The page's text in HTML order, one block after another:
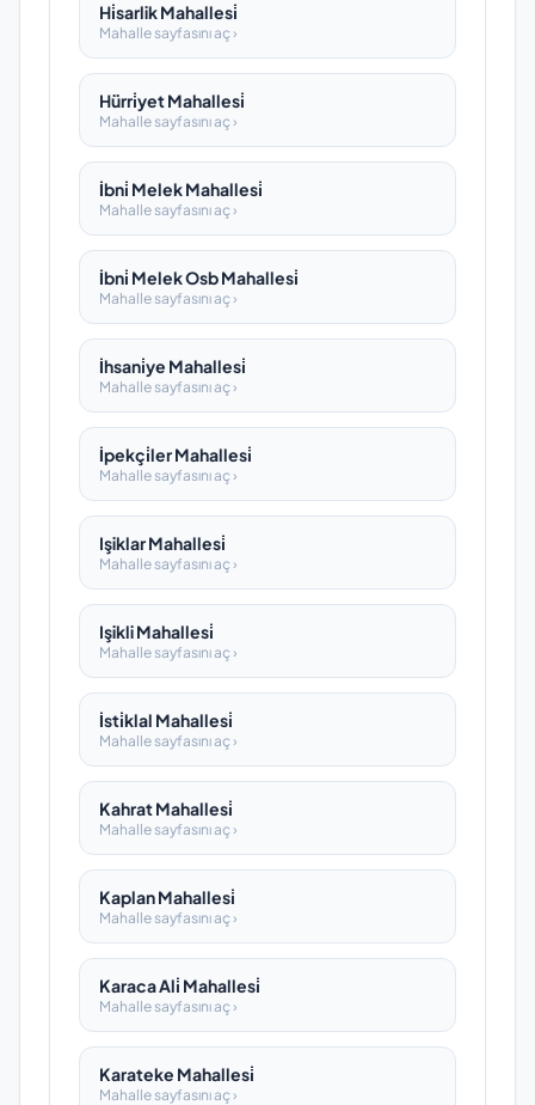
Hi̇sarlik Mahallesi̇
Mahalle sayfasını aç ›
Hürri̇yet Mahallesi̇
Mahalle sayfasını aç ›
İbni̇ Melek Mahallesi̇
Mahalle sayfasını aç ›
İbni̇ Melek Osb Mahallesi̇
Mahalle sayfasını aç ›
İhsani̇ye Mahallesi̇
Mahalle sayfasını aç ›
İpekçi̇ler Mahallesi̇
Mahalle sayfasını aç ›
Işiklar Mahallesi̇
Mahalle sayfasını aç ›
Işikli Mahallesi̇
Mahalle sayfasını aç ›
İsti̇klal Mahallesi̇
Mahalle sayfasını aç ›
Kahrat Mahallesi̇
Mahalle sayfasını aç ›
Kaplan Mahallesi̇
Mahalle sayfasını aç ›
Karaca Ali̇ Mahallesi̇
Mahalle sayfasını aç ›
Karateke Mahallesi̇
Mahalle sayfasını aç ›